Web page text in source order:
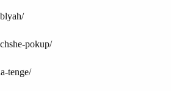
pokup/
tenge/